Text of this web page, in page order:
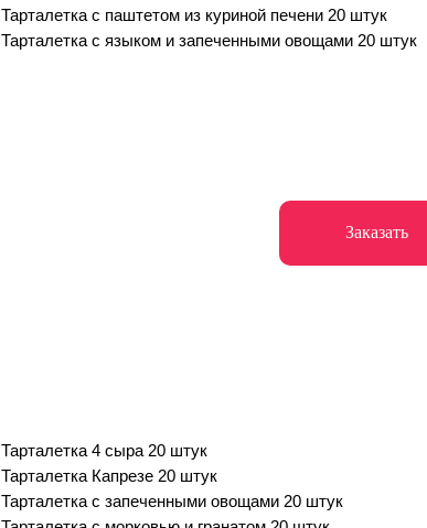
Тарталетка с паштетом из куриной печени 20 штук
Тарталетка с языком и запеченными овощами 20 штук
Заказать
Тарталетка 4 сыра 20 штук
Тарталетка Капрезе 20 штук
Тарталетка с запеченными овощами 20 штук